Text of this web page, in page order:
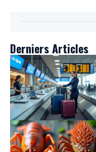
Derniers Articles